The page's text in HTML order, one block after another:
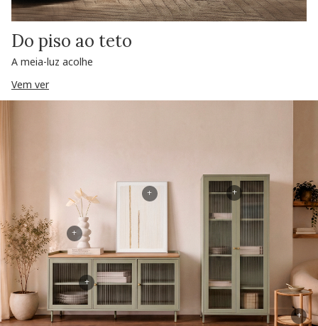
Do piso ao teto
A meia-luz acolhe
Vem ver
+
+
+
+
+